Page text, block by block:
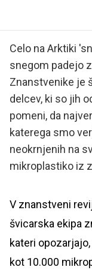
Celo na Arktiki
snegom padejo
Znanstvenike je
delcev, ki so jih
pomeni, da
katerega smo
neokrnjenih na
mikroplastiko iz
V znanstveni
švicarska ekipa
kateri
kot 10.000